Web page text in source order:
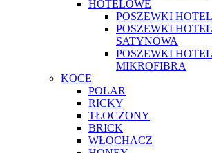
HOTELOWE
POSZEWKI
POSZEWKI
SATYNOWA
POSZEWKI
MIKROFIBRA
KOCE
POLAR
RICKY
TŁOCZONY
BRICK
WŁOCHACZ